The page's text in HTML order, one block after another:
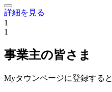
詳細を見る
1
1
事業主の皆さま
Myタウンページに登録すると